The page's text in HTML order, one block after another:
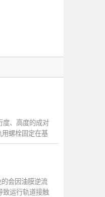
度、高度的成对
螺栓固定在基
会因油膜逆流
致运行轨道接触